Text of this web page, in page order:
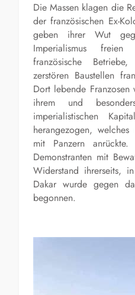
Die Massen klagen die
der französischen Ex-
geben ihrer Wut
Imperialismus
französische
zerstören Baustellen
Dort lebende
ihrem und
imperialistischen
herangezogen,
mit Panzern
Demonstranten mit
Widerstand ihrerseits,
Dakar wurde gegen
begonnen.